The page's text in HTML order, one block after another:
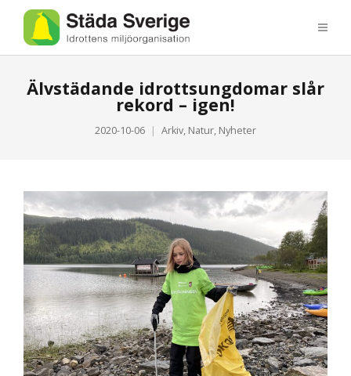
Älvstädande idrottsungdomar slår
rekord – igen!
2020-10-06 Arkiv, Natur, Nyheter